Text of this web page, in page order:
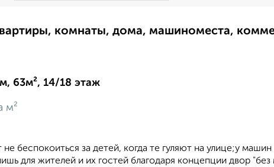
комнаты, дома, машиноместа,
63м², 14/18 этаж
м²
беспокоиться за детей, когда те гуляют на улице;у
для жителей и их гостей благодаря концепции двор